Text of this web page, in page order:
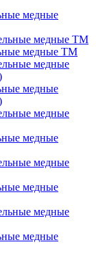
медные
медные ТМ
медные
медные
медные
медные